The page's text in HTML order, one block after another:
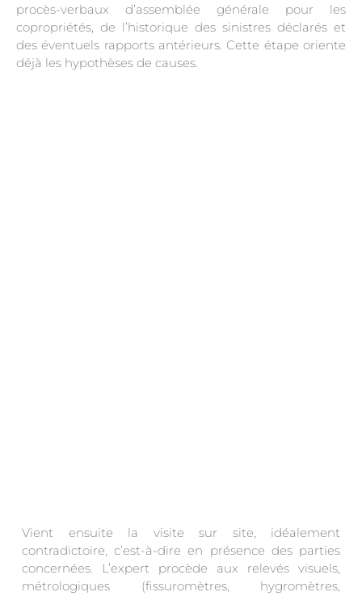
procès-verbaux d’assemblée générale pour les
copropriétés, de l’historique des sinistres déclarés et
des éventuels rapports antérieurs. Cette étape oriente
déjà les hypothèses de causes.
Vient ensuite la visite sur site, idéalement
contradictoire, c’est-à-dire en présence des parties
concernées. L’expert procède aux relevés visuels,
métrologiques (fissuromètres, hygromètres,